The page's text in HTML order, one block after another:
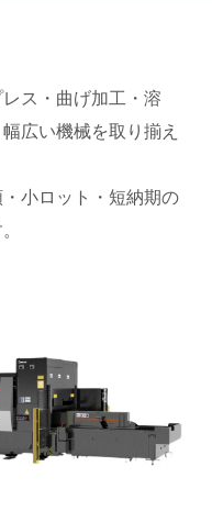
ス・曲げ加工・溶
広い機械を取り揃え
小ロット・短納期の